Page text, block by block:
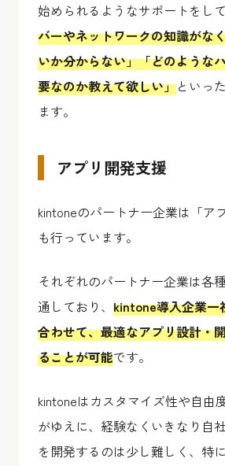
始められるようなサポートをして
バーやネットワークの知識がな
いか分からない」「どのような
要なのか教えて欲しい」といっ
ます。
アプリ開発支援
kintoneのパートナー企業は「ア
も行っています。
それぞれのパートナー企業は各
通しており、 kintone導入企業一
合わせて、最適なアプリ設計・
ることが可能です。
kintoneはカスタマイズ性や自由
がゆえに、経験なくいきなり自
を開発するのは少し難しく、特